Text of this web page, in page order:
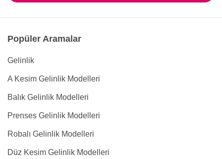
Popüler Aramalar
Gelinlik
A Kesim Gelinlik Modelleri
Balık Gelinlik Modelleri
Prenses Gelinlik Modelleri
Robalı Gelinlik Modelleri
Düz Kesim Gelinlik Modelleri